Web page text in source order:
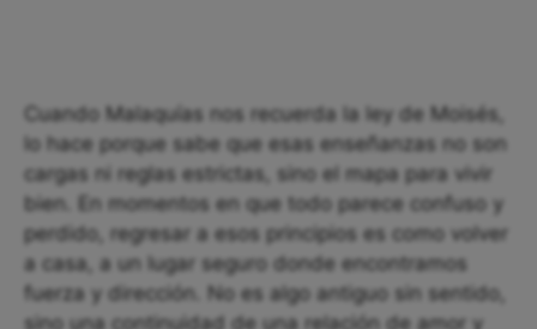
Cuando Malaquías nos recuerda la ley de Moisés,
lo hace porque sabe que esas enseñanzas no son
cargas ni reglas estrictas, sino el mapa para vivir
bien. En momentos en que todo parece confuso y
perdido, regresar a esos principios es como volver
a casa, a un lugar seguro donde encontramos
fuerza y dirección. No es algo antiguo sin sentido,
sino una continuidad de una relación de amor y